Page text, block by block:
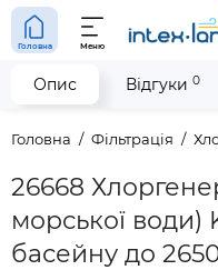
Головна Меню
Головна Фільтрація
26668
морської води)
басейну до
Опис Відгуки 0